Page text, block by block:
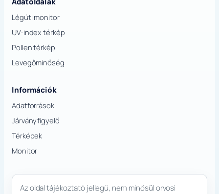
Légúti monitor
UV-index térkép
Pollen térkép
Levegőminőség
Információk
Adatforrások
Járványfigyelő
Térképek
Monitor
Az oldal tájékoztató jellegű, nem minősül orvosi